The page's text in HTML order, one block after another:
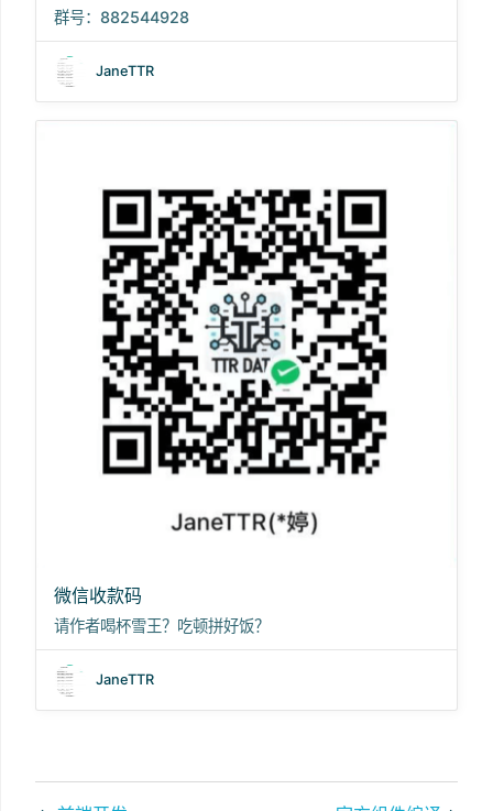
群号：882544928
JaneTTR
微信收款码
请作者喝杯雪王？吃顿拼好饭？
JaneTTR